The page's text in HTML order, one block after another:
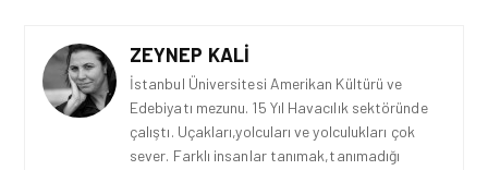
ZEYNEP KALI
İstanbul Üniversitesi Amerikan Kültürü ve
Edebiyatı mezunu. 15 Yıl Havacılık sektöründe
çalıştı. Uçakları,yolcuları ve yolculukları çok
sever. Farklı insanlar tanımak,tanımadığı